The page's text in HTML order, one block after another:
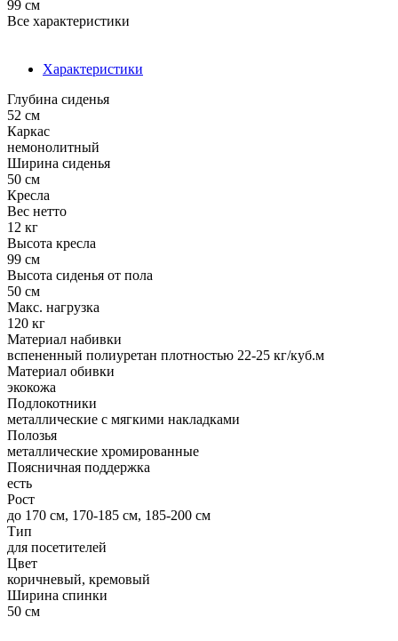
99 см
Все характеристики
Характеристики
Глубина сиденья
52 см
Каркас
немонолитный
Ширина сиденья
50 см
Кресла
Вес нетто
12 кг
Высота кресла
99 см
Высота сиденья от пола
50 см
Макс. нагрузка
120 кг
Материал набивки
вспененный полиуретан плотностью 22-25 кг/куб.м
Материал обивки
экокожа
Подлокотники
металлические с мягкими накладками
Полозья
металлические хромированные
Поясничная поддержка
есть
Рост
до 170 см, 170-185 см, 185-200 см
Тип
для посетителей
Цвет
коричневый, кремовый
Ширина спинки
50 см